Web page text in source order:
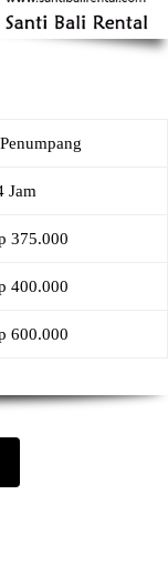
Jam
375.000
400.000
600.000